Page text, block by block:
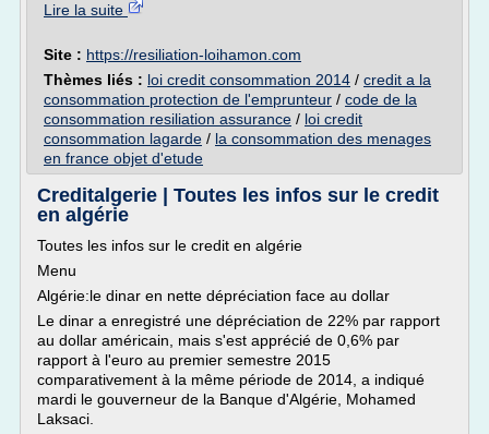
Lire la suite
Site : https://resiliation-loihamon.com
Thèmes liés : loi credit consommation 2014 / credit a la
consommation protection de l'emprunteur / code de la
consommation resiliation assurance / loi credit
consommation lagarde / la consommation des menages
en france objet d'etude
Creditalgerie | Toutes les infos sur le credit
en algérie
Toutes les infos sur le credit en algérie
Menu
Algérie:le dinar en nette dépréciation face au dollar
Le dinar a enregistré une dépréciation de 22% par rapport
au dollar américain, mais s'est apprécié de 0,6% par
rapport à l'euro au premier semestre 2015
comparativement à la même période de 2014, a indiqué
mardi le gouverneur de la Banque d'Algérie, Mohamed
Laksaci.